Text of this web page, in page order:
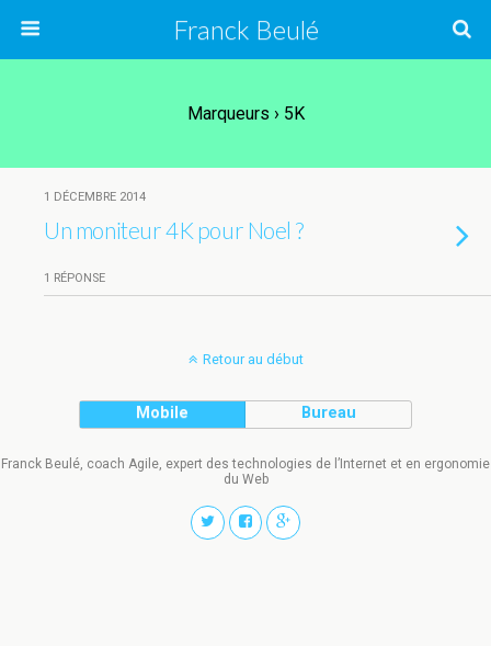
Franck Beulé
Marqueurs › 5K
1 DÉCEMBRE 2014
Un moniteur 4K pour Noel ?
1 RÉPONSE
Retour au début
Mobile Bureau
Franck Beulé, coach Agile, expert des technologies de l’Internet et en ergonomie
du Web